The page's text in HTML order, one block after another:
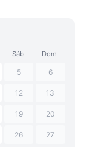
Sáb Dom
5 6
12 13
19 20
26 27